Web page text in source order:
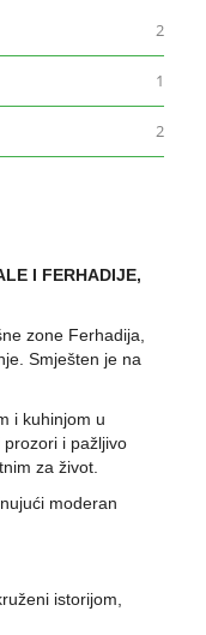
2
1
2
I FERHADIJE,
zone Ferhadija,
Smješten je na
i kuhinjom u
i pažljivo
za život.
moderan
istorijom,